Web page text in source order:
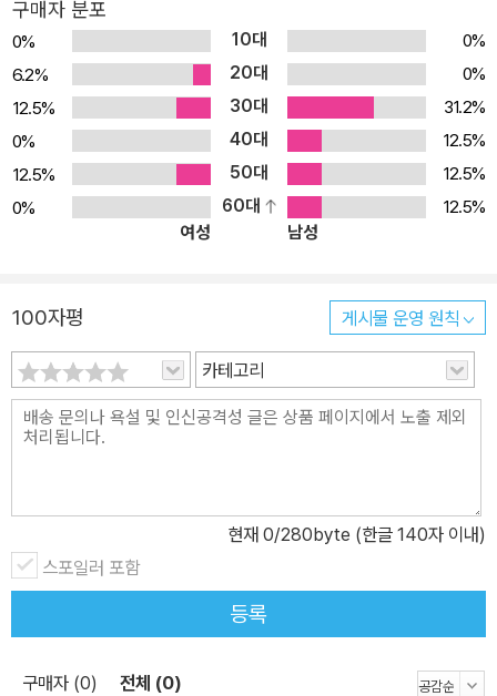
구매자 분포
0% 10대
0%
6.2%
20대
0%
12.5%
30대
31.2%
0%
40대
12.5%
12.5%
50대
12.5%
0%
60대
12.5%
여성
남성
100자평 게시물 운영 원칙
카테고리
현재 0/280byte (한글 140자 이내)
스포일러 포함
등록
구매자 (0) 전체 (0)